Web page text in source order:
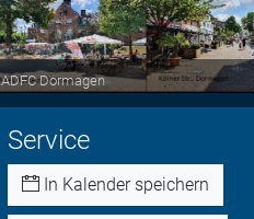
ADFC Dormagen
Service
In Kalender speichern